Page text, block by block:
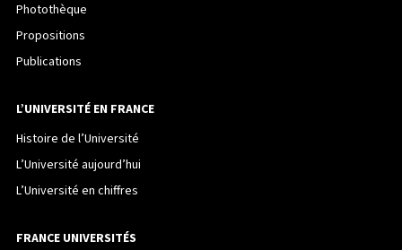
Photothèque
Propositions
Publications
L’UNIVERSITÉ EN FRANCE
Histoire de l’Université
L’Université aujourd’hui
L’Université en chiffres
FRANCE UNIVERSITÉS